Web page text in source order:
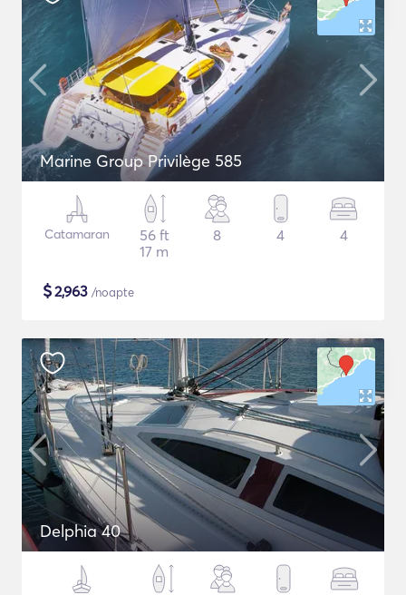
Marine Group Privilège 585
Catamaran
56 ft
17 m
8 4 4
$2,963 /noapte
Delphia 40